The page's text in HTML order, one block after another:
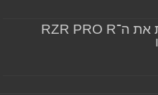
פולריס חושפת את ה־RZR PRO R